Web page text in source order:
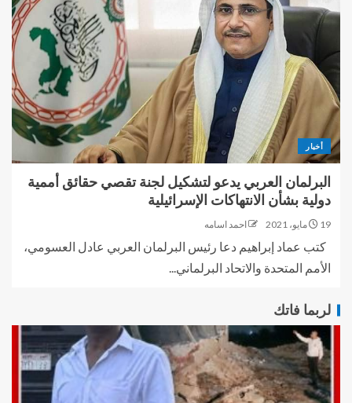
أخبار
البرلمان العربي يدعو لتشكيل لجنة تقصي حقائق أممية
دولية بشأن الانتهاكات الإسرائيلية
19 مايو، 2021 احمد اسامه
كتب عماد إبراهيم دعا رئيس البرلمان العربي عادل العسومي،
الأمم المتحدة والاتحاد البرلماني...
لربما فاتك